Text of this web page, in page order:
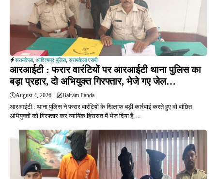
सरायकेला, आदित्यपुर पुलिस, सरायकेला एसपी
आरआईटी : फरार वारंटियों पर आरआईटी थाना पुलिस का
बड़ा प्रहार, दो अभियुक्त गिरफ्तार, भेजे गए जेल…
August 4, 2026 Balram Panda
आरआईटी : थाना पुलिस ने फरार वारंटियों के खिलाफ बड़ी कार्रवाई करते हुए दो वांछित
अभियुक्तों को गिरफ्तार कर न्यायिक हिरासत में भेज दिया है, ...